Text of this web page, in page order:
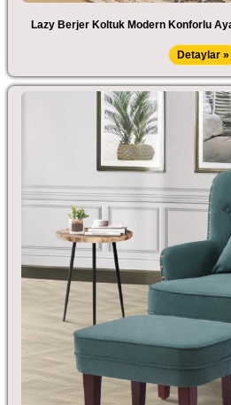
Lazy Berjer Koltuk Modern Konforlu
Detaylar »